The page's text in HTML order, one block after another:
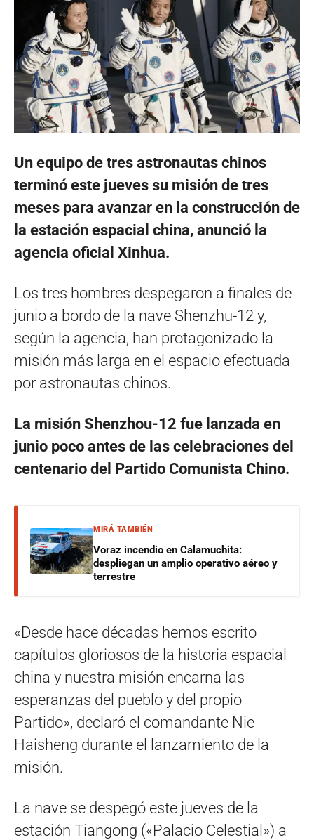
Un equipo de tres astronautas chinos
terminó este jueves su misión de tres
meses para avanzar en la construcción de
la estación espacial china, anunció la
agencia oficial Xinhua.
Los tres hombres despegaron a finales de
junio a bordo de la nave Shenzhu-12 y,
según la agencia, han protagonizado la
misión más larga en el espacio efectuada
por astronautas chinos.
La misión Shenzhou-12 fue lanzada en
junio poco antes de las celebraciones del
centenario del Partido Comunista Chino.
MIRÁ TAMBIÉN
Voraz incendio en Calamuchita:
despliegan un amplio operativo aéreo y
terrestre
«Desde hace décadas hemos escrito
capítulos gloriosos de la historia espacial
china y nuestra misión encarna las
esperanzas del pueblo y del propio
Partido», declaró el comandante Nie
Haisheng durante el lanzamiento de la
misión.
La nave se despegó este jueves de la
estación Tiangong («Palacio Celestial») a